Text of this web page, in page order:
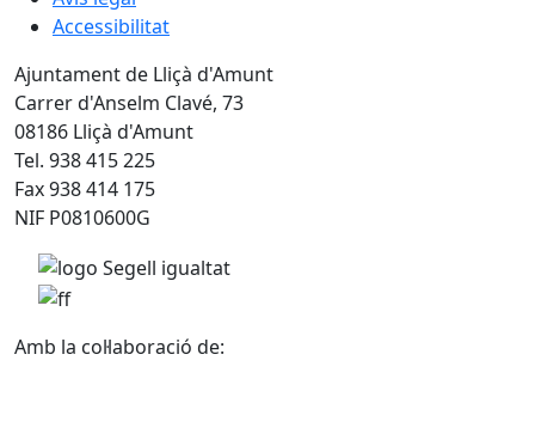
Accessibilitat
Ajuntament de Lliçà d'Amunt
Carrer d'Anselm Clavé, 73
08186 Lliçà d'Amunt
Tel. 938 415 225
Fax 938 414 175
NIF P0810600G
Amb la col·laboració de: